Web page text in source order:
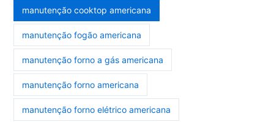
manutenção cooktop americana
manutenção fogão americana
manutenção forno a gás americana
manutenção forno americana
manutenção forno elétrico americana